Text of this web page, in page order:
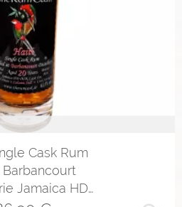
Cask Rum
Barbancourt
Jamaica HD…